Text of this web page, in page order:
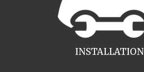
INSTALLATION